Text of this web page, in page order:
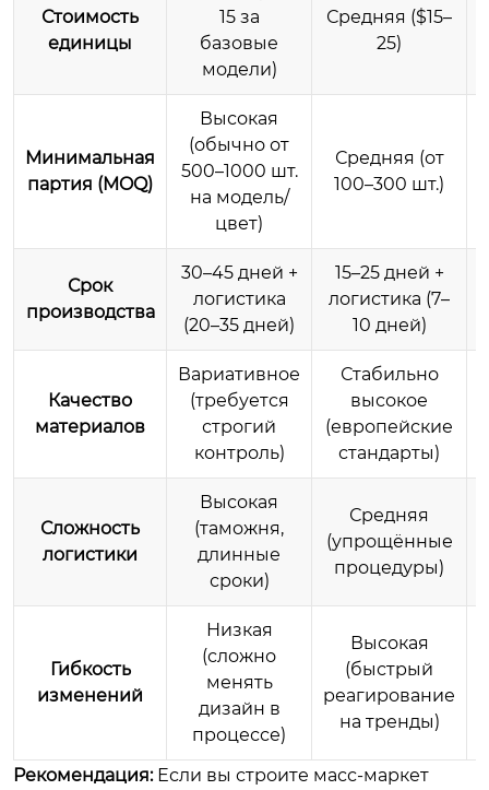
Стоимость
единицы
15 за
базовые
модели)
Средняя ($15–
25)
Минимальная
партия (MOQ)
Высокая
(обычно от
500–1000 шт.
на модель/
цвет)
Средняя (от
100–300 шт.)
Срок
производства
30–45 дней +
логистика
(20–35 дней)
15–25 дней +
логистика (7–
10 дней)
Качество
материалов
Вариативное
(требуется
строгий
контроль)
Стабильно
высокое
(европейские
стандарты)
Сложность
логистики
Высокая
(таможня,
длинные
сроки)
Средняя
(упрощённые
процедуры)
Гибкость
изменений
Низкая
(сложно
менять
дизайн в
процессе)
Высокая
(быстрый
реагирование
на тренды)
Рекомендация:Если вы строите масс-маркет